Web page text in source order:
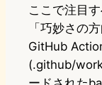
ここで注目
「巧妙さの
GitHub
(.github/